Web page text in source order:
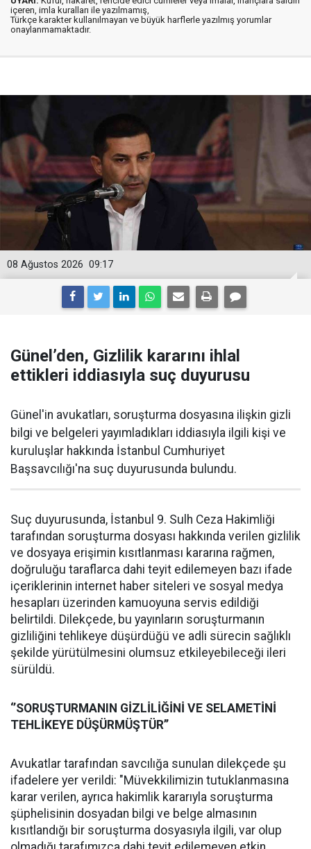
içeren, imla kuralları ile yazılmamış,
Türkçe karakter kullanılmayan ve büyük harflerle yazılmış yorumlar
onaylanmamaktadır.
09:17
08 Ağustos 2026
Günel’den, Gizlilik kararını ihlal
ettikleri iddiasıyla suç duyurusu
Günel'in avukatları, soruşturma dosyasına ilişkin gizli
bilgi ve belgeleri yayımladıkları iddiasıyla ilgili kişi ve
kuruluşlar hakkında İstanbul Cumhuriyet
Başsavcılığı'na suç duyurusunda bulundu.
Suç duyurusunda, İstanbul 9. Sulh Ceza Hakimliği
tarafından soruşturma dosyası hakkında verilen gizlilik
ve dosyaya erişimin kısıtlanması kararına rağmen,
doğruluğu taraflarca dahi teyit edilemeyen bazı ifade
içeriklerinin internet haber siteleri ve sosyal medya
hesapları üzerinden kamuoyuna servis edildiği
belirtildi. Dilekçede, bu yayınların soruşturmanın
gizliliğini tehlikeye düşürdüğü ve adli sürecin sağlıklı
şekilde yürütülmesini olumsuz etkileyebileceği ileri
sürüldü.
‘’SORUŞTURMANIN GİZLİLİĞİNİ VE SELAMETİNİ
TEHLİKEYE DÜŞÜRMÜŞTÜR’’
Avukatlar tarafından savcılığa sunulan dilekçede şu
ifadelere yer verildi: "Müvekkilimizin tutuklanmasına
karar verilen, ayrıca hakimlik kararıyla soruşturma
şüphelisinin dosyadan bilgi ve belge almasının
kısıtlandığı bir soruşturma dosyasıyla ilgili, var olup